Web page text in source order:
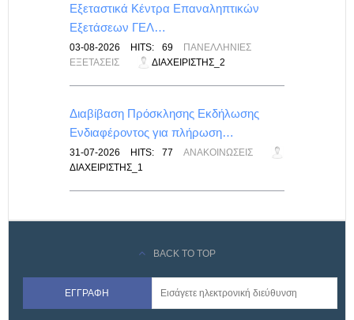
Εξεταστικά Κέντρα Επαναληπτικών
Εξετάσεων ΓΕΛ…
03-08-2026 HITS: 69
ΠΑΝΕΛΛΉΝΙΕΣ
ΕΞΕΤΆΣΕΙΣ
ΔΙΑΧΕΙΡΙΣΤΉΣ_2
Διαβίβαση Πρόσκλησης Εκδήλωσης
Ενδιαφέροντος για πλήρωση…
31-07-2026 HITS: 77
ΑΝΑΚΟΙΝΏΣΕΙΣ
ΔΙΑΧΕΙΡΙΣΤΉΣ_1
BACK TO TOP